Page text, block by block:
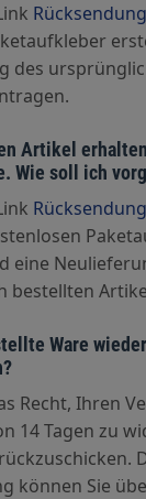
des
Artikel
Wie soll ich
eine
bestellten
Ware
Recht, Ihren
14 Tagen zu
können Sie